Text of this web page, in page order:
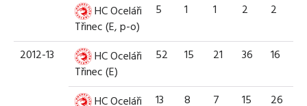
HC Oceláři
Třinec (E, p-o)
5 1 1 2 2
2012-13
HC Oceláři
Třinec (E)
52 15 21 36 16
HC Oceláři
13 8 7 15 26